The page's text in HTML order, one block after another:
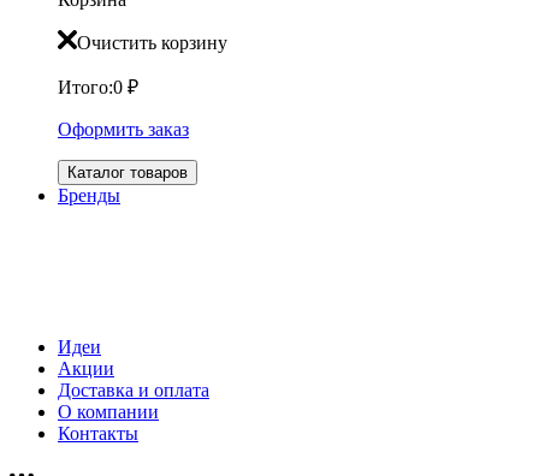
Очистить корзину
Итого:0 ₽
Оформить заказ
Каталог товаров
Бренды
Идеи
Акции
Доставка и оплата
О компании
Контакты